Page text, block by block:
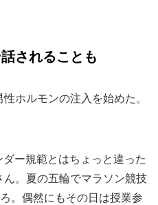
されることも
ホルモンの注入を始めた。
ー規範とはちょっと違った
。夏の五輪でマラソン競技
。偶然にもその日は授業参